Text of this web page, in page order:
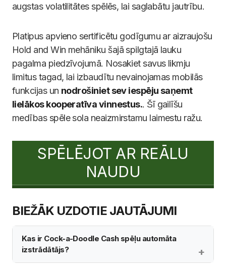
augstas volatilitātes spēlēs, lai saglabātu jautrību.
Platipus apvieno sertificētu godīgumu ar aizraujošu
Hold and Win mehāniku šajā spilgtajā lauku
pagalma piedzīvojumā. Nosakiet savus likmju
limitus tagad, lai izbaudītu nevainojamas mobilās
funkcijas un nodrošiniet sev iespēju saņemt
lielākos kooperatīva vinnestus.. Šī gailīšu
medības spēle sola neaizmirstamu laimestu ražu.
SPĒLĒJOT AR REĀLU
NAUDU
BIEŽĀK UZDOTIE JAUTĀJUMI
Kas ir Cock-a-Doodle Cash spēļu automāta
izstrādātājs?